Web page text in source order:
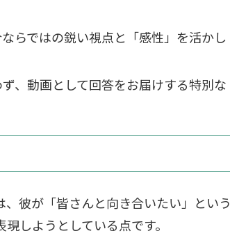
らではの鋭い視点と「感性」を活かし
、動画として回答をお届けする特別な
彼が「皆さんと向き合いたい」という
しようとしている点です。